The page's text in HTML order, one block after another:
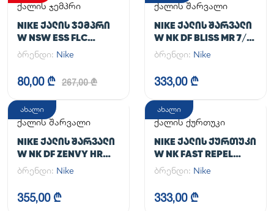
ქალის ჯემპრი
NIKE ᲥᲐᲚᲘᲡ ᲯᲔᲛᲞᲠᲘ
W NSW ESS FLC
HOODIE CLCTN RE
ბრენდი: Nike
80,00 ₾ 267,00 ₾
ქალის შარვალი
NIKE ᲥᲐᲚᲘᲡ ᲨᲐᲠᲕᲐᲚᲘ
W NK DF BLISS MR 7/8
JOGGER
ბრენდი: Nike
333,00 ₾
ახალი
ქალის შარვალი
NIKE ᲥᲐᲚᲘᲡ ᲨᲐᲠᲕᲐᲚᲘ
W NK DF ZENVY HR
TGHT
ბრენდი: Nike
355,00 ₾
ახალი
ქალის ქურთუკი
NIKE ᲥᲐᲚᲘᲡ ᲥᲣᲠᲗᲣᲙᲘ
W NK FAST REPEL
JACKET
ბრენდი: Nike
333,00 ₾